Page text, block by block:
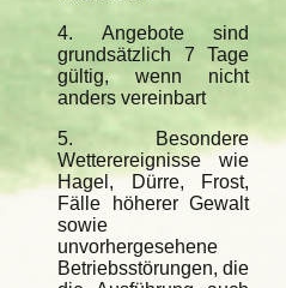
4. Angebote sind
grundsätzlich 7 Tage
gültig, wenn nicht
anders vereinbart
5. Besondere
Wetterereignisse wie
Hagel, Dürre, Frost,
Fälle höherer Gewalt
sowie
unvorhergesehene
Betriebsstörungen, die